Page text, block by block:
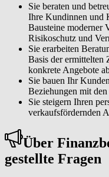
Sie beraten und
Ihre Kundinnen und
Bausteine moderner
Risikoschutz und
Sie erarbeiten
Basis der ermittelten
konkrete Angebote
Sie bauen Ihr
Beziehungen mit
Sie steigern Ihren
verkaufsfördernden
Über
gestellte Fragen